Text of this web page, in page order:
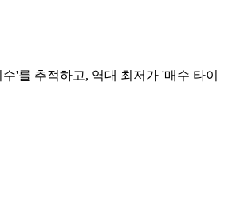
'를 추적하고, 역대 최저가 '매수 타이